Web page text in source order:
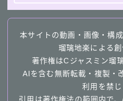
本サイトの動画・画像・構
瑠璃地楽による
著作権はCジャスミン瑠
AIを含む無断転載・複製・
利用を禁じ